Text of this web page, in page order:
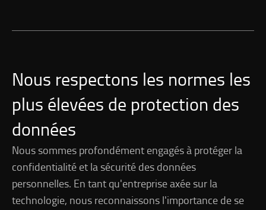
Nous respectons les normes les
plus élevées de protection des
données
Nous sommes profondément engagés à protéger la
confidentialité et la sécurité des données
personnelles. En tant qu'entreprise axée sur la
technologie, nous reconnaissons l'importance de se